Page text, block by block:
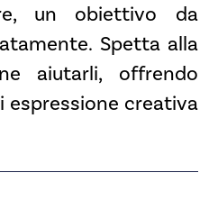
un obiettivo da
Spetta alla
aiutarli, offrendo
creativa